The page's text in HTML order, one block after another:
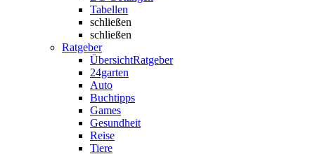
Tabellen
schließen
schließen
Ratgeber
ÜbersichtRatgeber
24garten
Auto
Buchtipps
Games
Gesundheit
Reise
Tiere